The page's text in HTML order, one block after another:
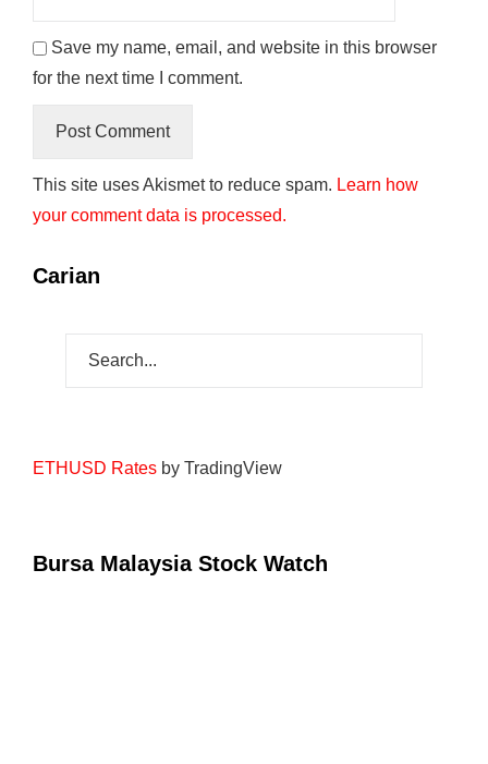
Save my name, email, and website in this browser
for the next time I comment.
This site uses Akismet to reduce spam. Learn how
your comment data is processed.
Carian
ETHUSD Rates by TradingView
Bursa Malaysia Stock Watch